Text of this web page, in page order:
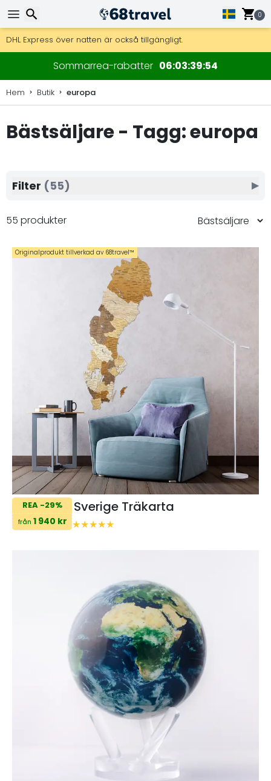
0
Få fri frakt på beställningar över 2 875 kr.
DHL Express över natten är också tillgängligt.
30 dagar för retur, 90 dagar för träkartor och dekorationer.
Sommarrea-rabatter 06 03 39 52
Hem Butik europa
Bästsäljare - Tagg: europa
55 produkter
REA -29%
från 1 940 kr
Sverige Träkarta
Originalprodukt tillverkad av 68travel™️
Filter (55) ▶
Sök